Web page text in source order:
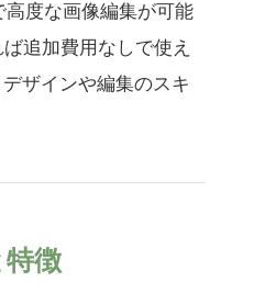
度な画像編集が可能
追加費用なしで使え
ザインや編集のスキ
徴